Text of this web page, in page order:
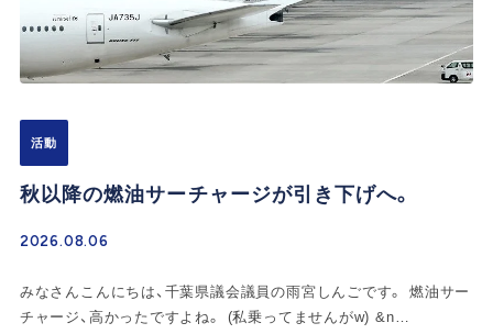
活動
秋以降の燃油サーチャージが引き下げへ。
2026.08.06
みなさんこんにちは、千葉県議会議員の雨宮しんごです。 燃油サー
チャージ、高かったですよね。 (私乗ってませんがw) &n…